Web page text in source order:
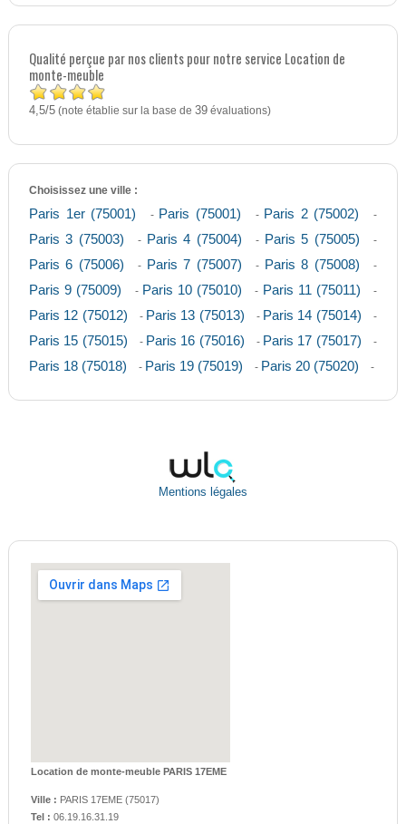
Qualité perçue par nos clients pour notre service Location de
monte-meuble
4,5/5(note établie sur la base de 39évaluations)
Choisissez une ville :
Paris 1er (75001) - Paris (75001) - Paris 2 (75002) -
Paris 3 (75003) - Paris 4 (75004) - Paris 5 (75005) -
Paris 6 (75006) - Paris 7 (75007) - Paris 8 (75008) -
Paris 9 (75009) - Paris 10 (75010) - Paris 11 (75011) -
Paris 12 (75012) - Paris 13 (75013) - Paris 14 (75014) -
Paris 15 (75015) - Paris 16 (75016) - Paris 17 (75017) -
Paris 18 (75018) - Paris 19 (75019) - Paris 20 (75020) -
Mentions légales
Location de monte-meuble PARIS 17EME
Ville : PARIS 17EME(75017)
Tel : 06.19.16.31.19